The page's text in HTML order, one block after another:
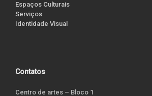
Espaços Culturais
Serviços
Identidade Visual
Contatos
Centro de artes – Bloco 1